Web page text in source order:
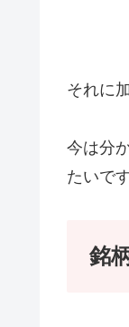
それに
今は分
たいで
銘